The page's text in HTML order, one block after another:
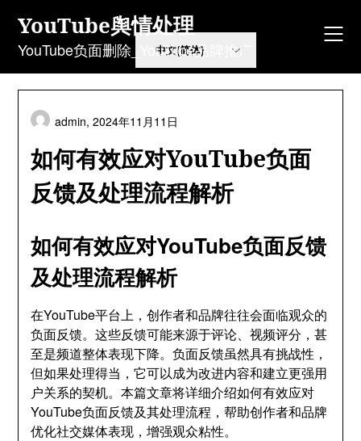
content
YouTube舆情处理
YouTube负面删除_YouTube品牌推广
如何有效应对YouTube负面
反馈及处理流程解析
admin,2024年11月11日
如何有效应对YouTube负面反馈
及处理流程解析
在YouTube平台上，创作者和品牌往往会面临观众的
负面反馈。这些反馈可能来源于评论、视频评分，甚
至是频道整体表现下降。负面反馈虽然具有挑战性，
但如果处理得当，它可以成为改进内容和建立更强用
户关系的契机。本篇文章将详细介绍如何有效应对
YouTube负面反馈及其处理流程，帮助创作者和品牌
优化社交媒体表现，增强观众粘性。